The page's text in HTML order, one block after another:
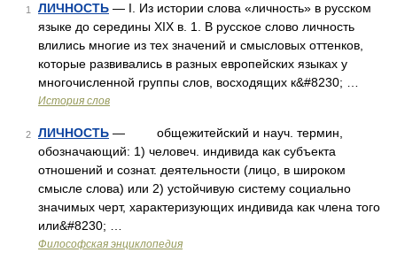
1 ЛИЧНОСТЬ — I. Из истории слова «личность» в русском
языке до середины XIX в. 1. В русское слово личность
влились многие из тех значений и смысловых оттенков,
которые развивались в разных европейских языках у
многочисленной группы слов, восходящих к&#8230; …
История слов
2 ЛИЧНОСТЬ — общежитейский и науч. термин,
обозначающий: 1) человеч. индивида как субъекта
отношений и сознат. деятельности (лицо, в широком
смысле слова) или 2) устойчивую систему социально
значимых черт, характеризующих индивида как члена того
или&#8230; …
Философская энциклопедия